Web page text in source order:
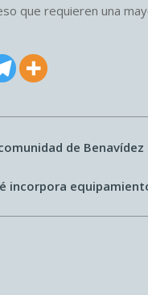
que requieren una
de
incorpora